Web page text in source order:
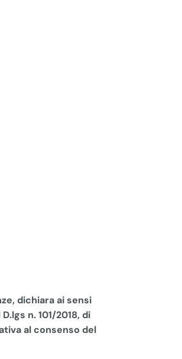
dichiara ai sensi
n. 101/2018, di
al consenso del